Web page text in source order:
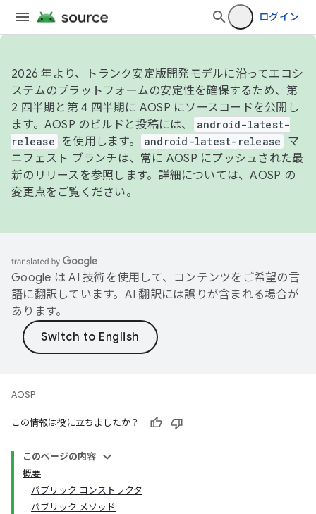
ログイン
2026 年より、トランク安定版開発モデルに沿ってエコシ
ステムのプラットフォームの安定性を確保するため、第
2 四半期と第 4 四半期に AOSP にソースコードを公開し
ます。AOSP のビルドと投稿には、
android-latest-
release
を使用します。 android-latest-release
マ
ニフェスト ブランチは、常に AOSP にプッシュされた最
新のリリースを参照します。詳細については、AOSP の
変更点をご覧ください。
Google は AI 技術を使用して、コンテンツをご希望の言
語に翻訳しています。AI 翻訳には誤りが含まれる場合が
あります。
AOSP
この情報は役に立ちましたか？
このページの内容
概要
パブリック コンストラクタ
パブリック メソッド